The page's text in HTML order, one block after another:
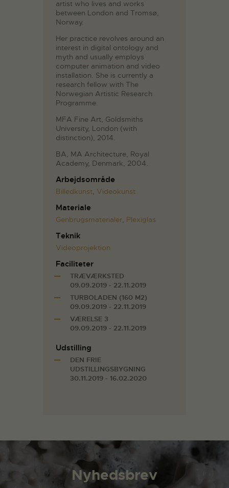
artist who lives and works
between London and Tromsø,
Norway.
Her practice revolves around an
interest in digital ontology and
myth and usually employs
computer animation and video
installation. She is currently a
research fellow with The
Norwegian Artistic Research
Programme.
MFA Fine Art, Goldsmiths
University, London (with
distinction), 2014.
BA, MA Architecture, Royal
Academy, Denmark, 2004.
Arbejdsområde
Billedkunst, Videokunst
Materiale
Genbrugsmaterialer, Plexiglas
Teknik
Videoprojektion
Faciliteter
TRÆVÆRKSTED
09.09.2019 - 22.11.2019
TURBOLADEN (160 M2)
09.09.2019 - 22.11.2019
VÆRELSE 3
09.09.2019 - 22.11.2019
Udstilling
DEN FRIE
UDSTILLINGSBYGNING
30.11.2019 - 16.02.2020
Nyhedsbrev